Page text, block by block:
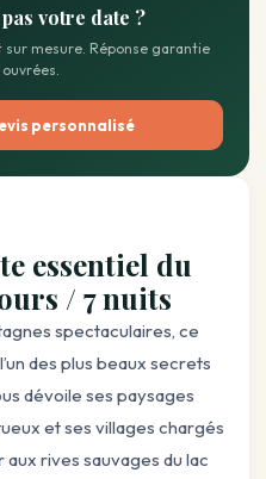
essentiel du
/ 7 nuits
spectaculaires, ce
des plus beaux secrets
dévoile ses paysages
et ses villages chargés
aux rives sauvages du lac
votre date ?
mesure. Réponse garantie
personnalisé